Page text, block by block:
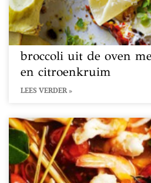
broccoli uit de oven
en citroenkruim
LEES VERDER »